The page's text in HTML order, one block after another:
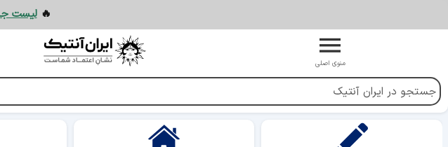
🔥لیست جدید
منوی اصلی